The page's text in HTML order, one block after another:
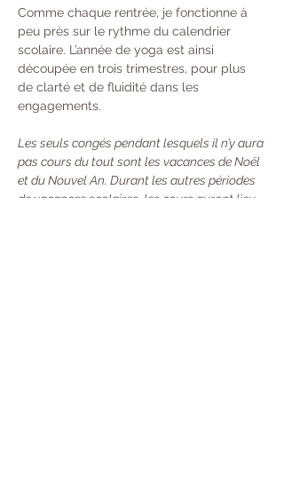
Comme chaque rentrée, je fonctionne à
peu près sur le rythme du calendrier
scolaire. L’année de yoga est ainsi
découpée en trois trimestres, pour plus
de clarté et de fluidité dans les
engagements.
Les seuls congés pendant lesquels il n’y aura
pas cours du tout sont les vacances de Noël
et du Nouvel An. Durant les autres périodes
de vacances scolaires, les cours auront lieu